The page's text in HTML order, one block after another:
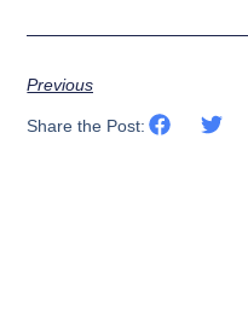
Previous
Share the Post: